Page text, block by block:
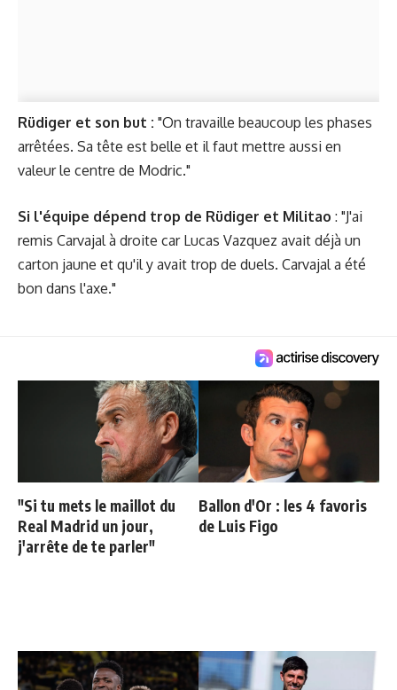
Rüdiger et son but : "On travaille beaucoup les phases
arrêtées. Sa tête est belle et il faut mettre aussi en
valeur le centre de Modric."
Si l'équipe dépend trop de Rüdiger et Militao : "J'ai
remis Carvajal à droite car Lucas Vazquez avait déjà un
carton jaune et qu'il y avait trop de duels. Carvajal a été
bon dans l'axe."
"Si tu mets le maillot du
Real Madrid un jour,
j'arrête de te parler"
Ballon d'Or : les 4 favoris
de Luis Figo